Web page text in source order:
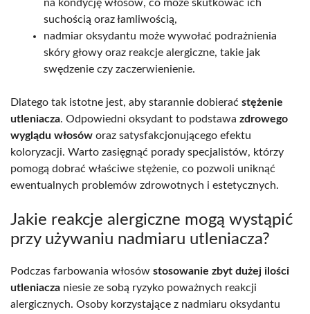
na kondycję włosów, co może skutkować ich
suchością oraz łamliwością,
nadmiar oksydantu może wywołać podrażnienia
skóry głowy oraz reakcje alergiczne, takie jak
swędzenie czy zaczerwienienie.
Dlatego tak istotne jest, aby starannie dobierać stężenie
utleniacza. Odpowiedni oksydant to podstawa zdrowego
wyglądu włosów oraz satysfakcjonującego efektu
koloryzacji. Warto zasięgnąć porady specjalistów, którzy
pomogą dobrać właściwe stężenie, co pozwoli uniknąć
ewentualnych problemów zdrowotnych i estetycznych.
Jakie reakcje alergiczne mogą wystąpić
przy używaniu nadmiaru utleniacza?
Podczas farbowania włosów stosowanie zbyt dużej ilości
utleniacza niesie ze sobą ryzyko poważnych reakcji
alergicznych. Osoby korzystające z nadmiaru oksydantu